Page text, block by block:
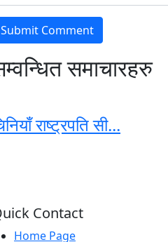
समाचारहरु
राष्ट्रपति सी...
Contact
Home Page